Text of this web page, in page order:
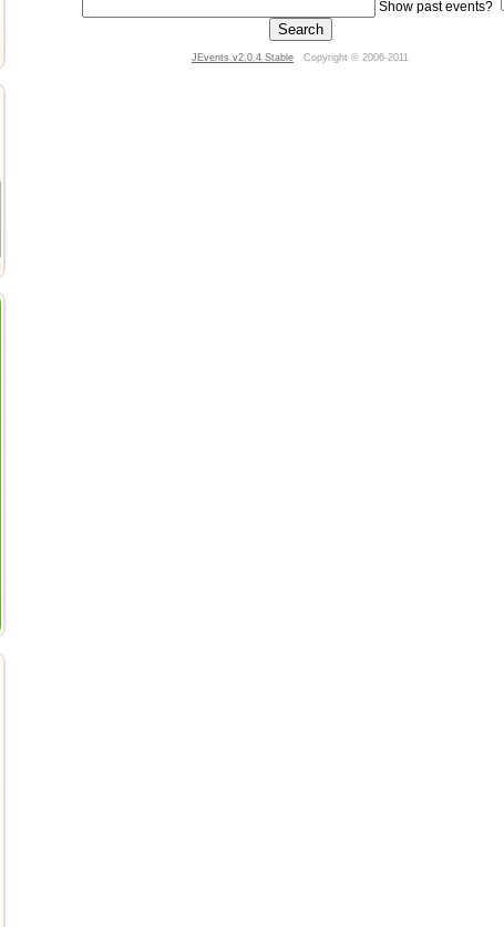
Show past events?
JEvents v2.0.4 Stable Copyright © 2006-2011